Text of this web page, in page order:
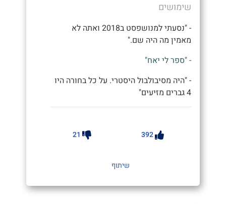
שימושים
- "נסעתי למנושפסט ב2018 ואתה לא
מאמין מה היה שם."
- "ספר לי יאח"
- "היה מסיבולבול היסטרי. על כל בחורה היו
4 גברים מזיעים"
392
21
שיתוף